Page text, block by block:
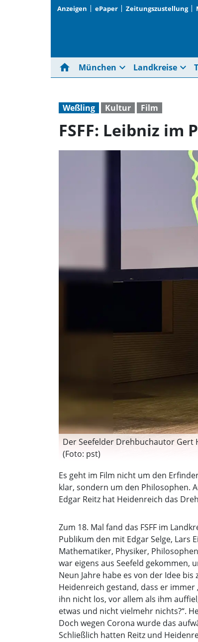
Anzeigen ePaper Zeitungszustellung
home München expand_more Landkreise expand_more
Weßling Kultur Film
FSFF: Leibniz im
Der Seefelder Drehbuchautor Gert
(Foto: pst)
Es geht im Film nicht um den
klar, sondern um den Philosophen.
Edgar Reitz hat Heidenreich das
Zum 18. Mal fand das FSFF im
Publikum den mit Edgar Selge, Lars
Mathematiker, Physiker,
war eigens aus Seefeld gekommen,
Neun Jahre habe es von der Idee
Heidenreich gestand, dass er immer
ihn nicht los, vor allem als ihm
etwas und nicht vielmehr nichts?“.
Doch wegen Corona wurde das
Schließlich hatten Reitz und